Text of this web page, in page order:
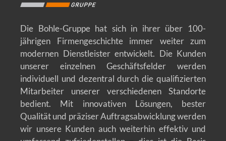
Die Bohle-Gruppe hat sich in ihrer über 100-
jährigen Firmengeschichte immer weiter zum
modernen Dienstleister entwickelt. Die Kunden
unserer einzelnen Geschäftsfelder werden
individuell und dezentral durch die qualifizierten
Mitarbeiter unserer verschiedenen Standorte
bedient. Mit innovativen Lösungen, bester
Qualität und präziser Auftragsabwicklung werden
wir unsere Kunden auch weiterhin effektiv und